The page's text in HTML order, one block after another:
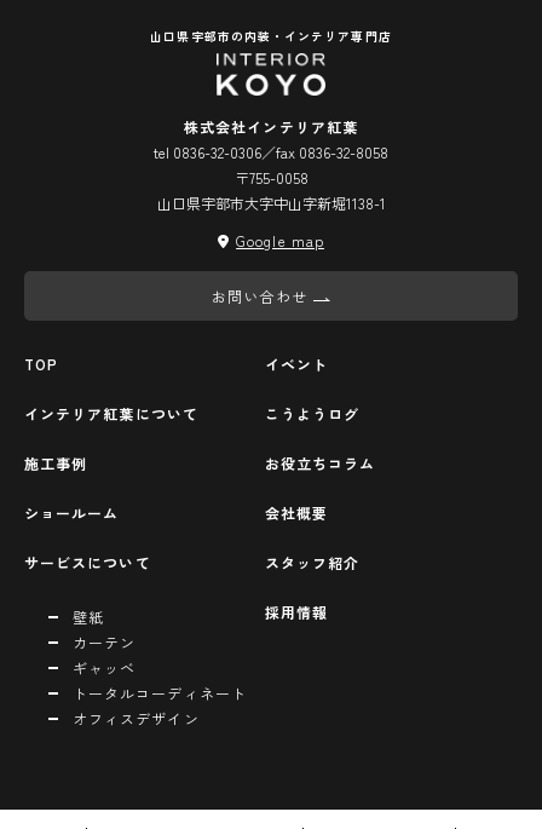
山口県宇部市の内装・インテリア専門店
株式会社インテリア紅葉
tel 0836-32-0306／fax 0836-32-8058
〒755-0058
山口県宇部市大字中山字新堀1138-1
Google map
お問い合わせ
TOP
インテリア紅葉について
施工事例
ショールーム
サービスについて
壁紙
カーテン
ギャッベ
トータルコーディネート
オフィスデザイン
イベント
こうようログ
お役立ちコラム
会社概要
スタッフ紹介
採用情報